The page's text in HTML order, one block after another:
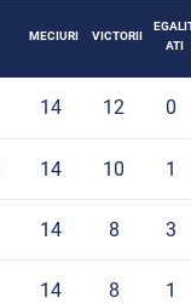
MECIURI VICTORII
ATI
14 12 0
14 10 1
14 8 3
14 8 1